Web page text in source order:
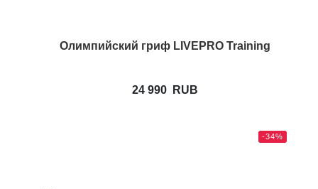
Олимпийский гриф LIVEPRO Training
24 990 RUB
-34%